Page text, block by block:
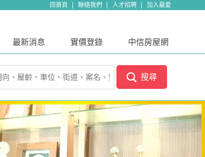
回首頁 聯絡我們 人才招聘 加入最愛
最新消息 實價登錄 中信房屋網
搜尋